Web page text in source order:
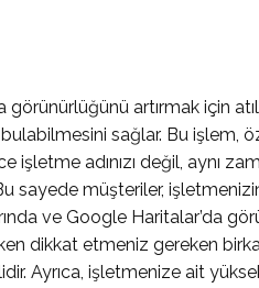
artırmak için
sağlar. Bu işlem,
adınızı değil, aynı
sayede müşteriler,
ve Google Haritalar’da
dikkat etmeniz gereken
Ayrıca, işletmenize ait